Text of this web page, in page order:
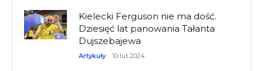
Kielecki Ferguson nie ma dość.
Dziesięć lat panowania Tałanta
Dujszebajewa
Artykuły 10 lut 2024